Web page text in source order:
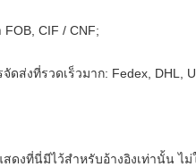
CIF / CNF;
ส่งที่รวดเร็วมาก: Fedex, DHL,
ดงที่นี่มีไว้สำหรับอ้างอิงเท่านั้น ไ